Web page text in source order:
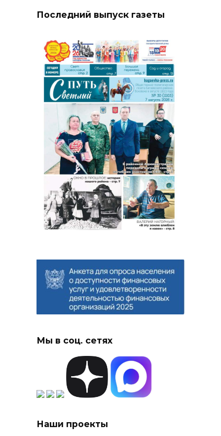
Последний выпуск газеты
Мы в соц. сетях
Наши проекты